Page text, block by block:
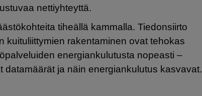
nettiyhteyttä.
tiheällä kammalla. Tiedonsiirto
kuituliittymien rakentaminen ovat tehokas
energiankulutusta nopeasti –
datamäärät ja näin energiankulutus kasvavat.